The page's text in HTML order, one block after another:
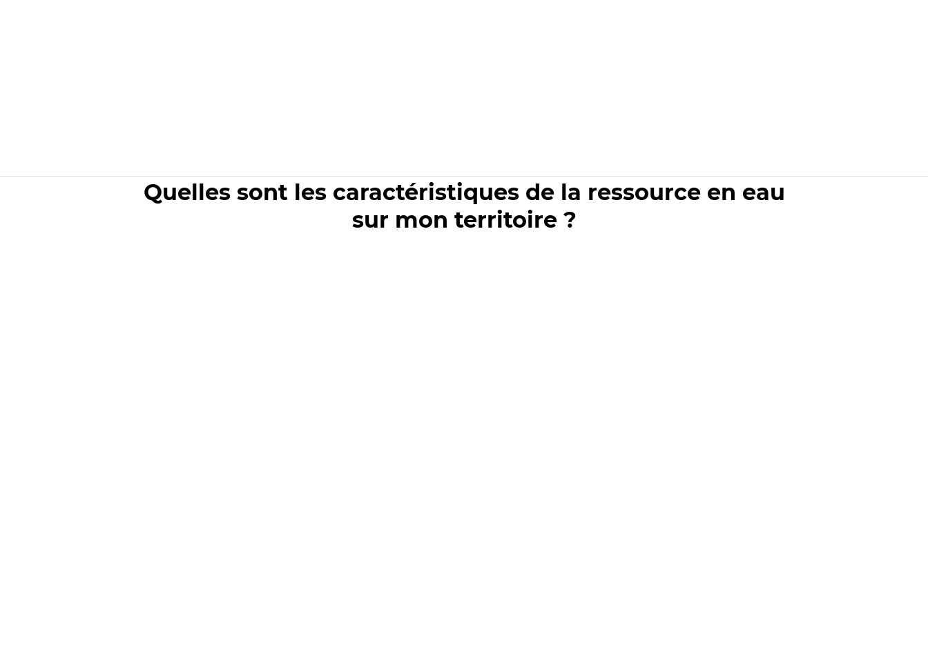
Quelles sont les caractéristiques de la ressource en eau
sur mon territoire ?